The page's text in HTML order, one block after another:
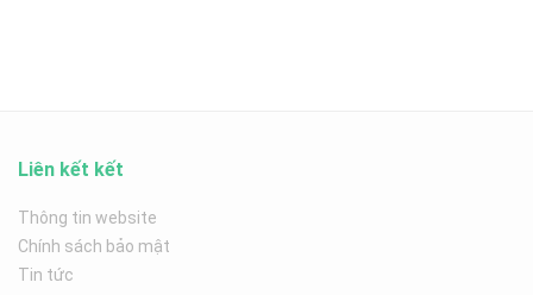
Liên kết kết
Thông tin website
Chính sách bảo mật
Tin tức